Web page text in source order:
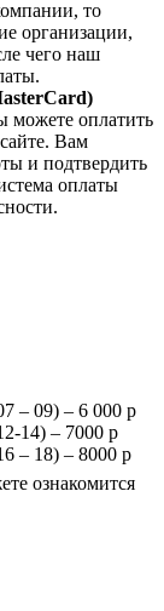
то
организации,
чего наш
можете оплатить
Вам
и подтвердить
оплаты
– 09) – 6 000 р
14) – 7000 р
– 18) – 8000 р
ознакомится